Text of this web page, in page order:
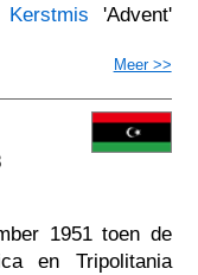
Kerstmis 'Advent'
Meer >>
1951 toen de
en Tripolitania